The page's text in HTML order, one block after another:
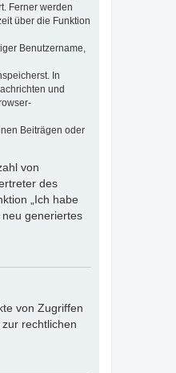
Ferner werden
über die Funktion
Benutzername,
In
und
Beiträgen oder
von
des
„Ich habe
generiertes
von Zugriffen
rechtlichen